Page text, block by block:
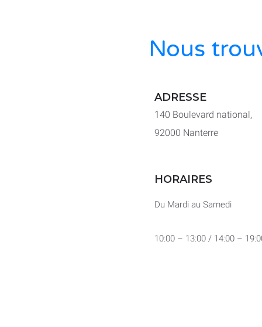
Nous
ADRESSE
140 Boulevard national,
92000 Nanterre
HORAIRES
Du Mardi au Samedi
10:00 – 13:00 / 14:00 –